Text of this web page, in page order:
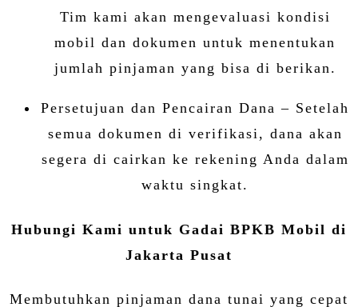
Tim kami akan mengevaluasi kondisi
mobil dan dokumen untuk menentukan
jumlah pinjaman yang bisa di berikan.
Persetujuan dan Pencairan Dana – Setelah
semua dokumen di verifikasi, dana akan
segera di cairkan ke rekening Anda dalam
waktu singkat.
Hubungi Kami untuk Gadai BPKB Mobil di
Jakarta Pusat
Membutuhkan pinjaman dana tunai yang cepat